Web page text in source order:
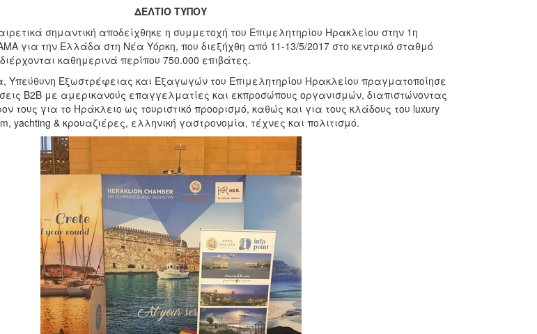
ΔΕΛΤΙΟ ΤΥΠΟΥ
σημαντική αποδείχθηκε η συμμετοχή του Επιμελητηρίου Ηρακλείου στην 1η
για την Ελλάδα στη Νέα Υόρκη, που διεξήχθη από 11-13/5/2017 στο κεντρικό σταθμό
καθημερινά περίπου 750.000 επιβάτες.
Υπεύθυνη Εξωστρέφειας και Εξαγωγών του Επιμελητηρίου Ηρακλείου πραγματοποίησε
B2B με αμερικανούς επαγγελματίες και εκπροσώπους οργανισμών, διαπιστώνοντας
τους για το Ηράκλειο ως τουριστικό προορισμό, καθώς και για τους κλάδους του luxury
yachting & κρουαζιέρες, ελληνική γαστρονομία, τέχνες και πολιτισμό.